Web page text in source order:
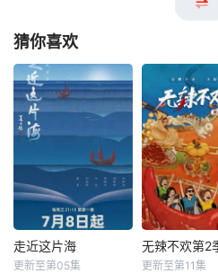
猜你喜欢
走近这片海
更新至第05集
无辣不欢第2
更新至第11集